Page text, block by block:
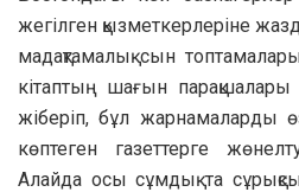
жегілген қызметкерлеріне
мадақтамалық сын
кітаптың шағын
жіберіп, бұл жарнамаларды
көптеген газеттерге
Алайда осы сұмдық та